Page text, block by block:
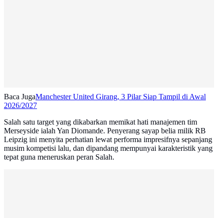
Baca JugaManchester United Girang, 3 Pilar Siap Tampil di Awal
2026/2027
Salah satu target yang dikabarkan memikat hati manajemen tim
Merseyside ialah Yan Diomande. Penyerang sayap belia milik RB
Leipzig ini menyita perhatian lewat performa impresifnya sepanjang
musim kompetisi lalu, dan dipandang mempunyai karakteristik yang
tepat guna meneruskan peran Salah.